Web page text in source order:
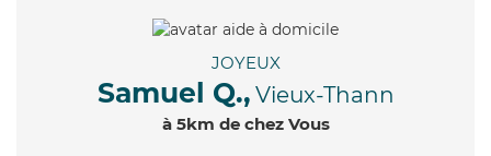
JOYEUX
Samuel Q., Vieux-Thann
à 5km de chez Vous